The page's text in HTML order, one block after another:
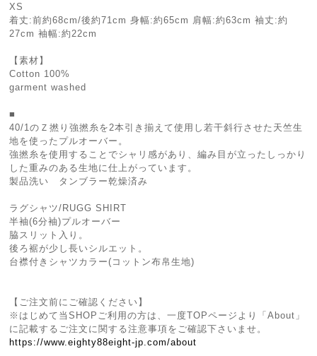
XS
着丈:前約68cm/後約71cm 身幅:約65cm 肩幅:約63cm 袖丈:約
27cm 袖幅:約22cm
【素材】
Cotton 100%
garment washed
■
40/1のＺ撚り強撚糸を2本引き揃えて使用し若干斜行させた天竺生
地を使ったプルオーバー。
強撚糸を使用することでシャリ感があり、編み目が立ったしっかり
した重みのある生地に仕上がっています。
製品洗い タンブラー乾燥済み
ラグシャツ/RUGG SHIRT
半袖(6分袖)プルオーバー
脇スリット入り。
後ろ裾が少し⻑いシルエット。
台襟付きシャツカラー(コットン布帛⽣地)
【ご注文前にご確認ください】
※はじめて当SHOPご利用の方は、一度TOPページより「About」
に記載するご注文に関する注意事項をご確認下さいませ。
https://www.eighty88eight-jp.com/about